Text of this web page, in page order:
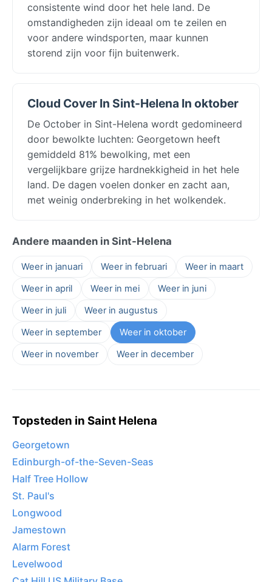
consistente wind door het hele land. De
omstandigheden zijn ideaal om te zeilen en
voor andere windsporten, maar kunnen
storend zijn voor fijn buitenwerk.
Cloud Cover In Sint-Helena In oktober
De October in Sint-Helena wordt gedomineerd
door bewolkte luchten: Georgetown heeft
gemiddeld 81% bewolking, met een
vergelijkbare grijze hardnekkigheid in het hele
land. De dagen voelen donker en zacht aan,
met weinig onderbreking in het wolkendek.
Andere maanden in Sint-Helena
Weer in januari Weer in februari
Weer in maart
Weer in april
Weer in mei
Weer in juni
Weer in juli
Weer in augustus
Weer in september
Weer in oktober
Weer in november
Weer in december
Topsteden in Saint Helena
Georgetown
Edinburgh-of-the-Seven-Seas
Half Tree Hollow
St. Paul's
Longwood
Jamestown
Alarm Forest
Levelwood